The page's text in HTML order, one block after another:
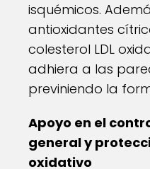
isquémicos.
antioxidantes
colesterol LDL
adhiera a las
previniendo la
Apoyo en el
general y
oxidativo